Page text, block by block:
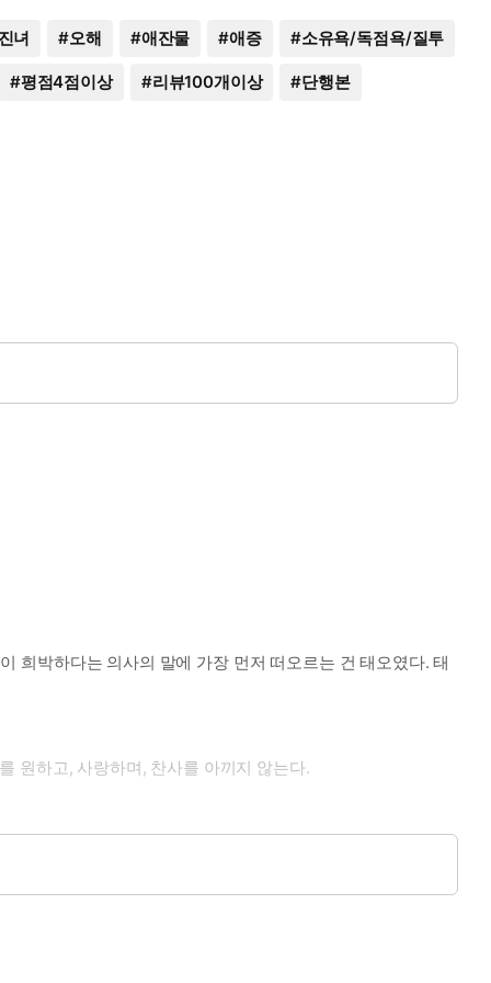
녀 #오해 #애잔물 #애증 #소유욕/독점욕/질투
#평점4점이상 #리뷰100개이상 #단행본
희박하다는 의사의 말에 가장 먼저 떠오르는 건 태오였다. 태
원하고, 사랑하며, 찬사를 아끼지 않는다.